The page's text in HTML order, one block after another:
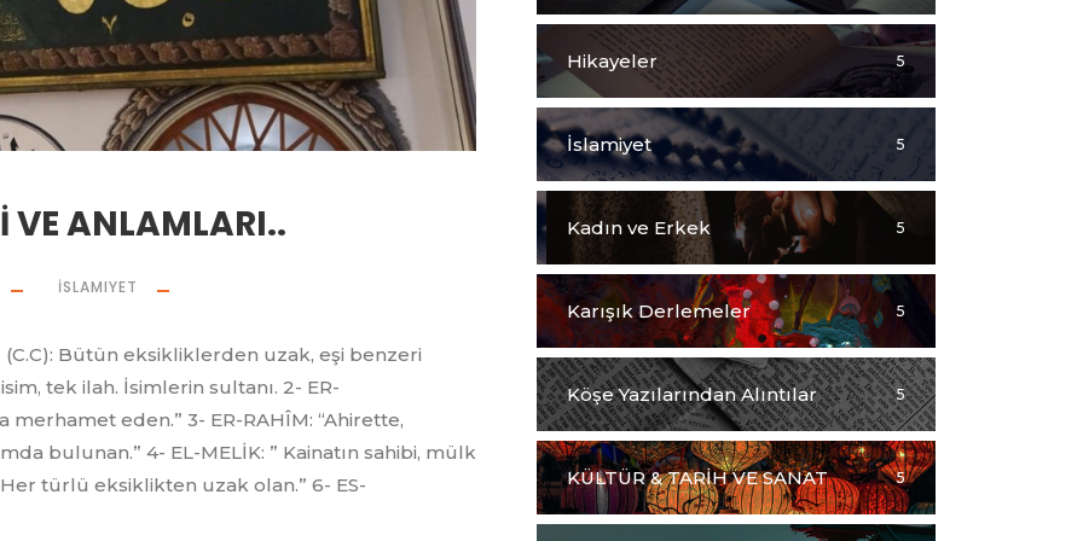
VE ANLAMLARI..
İSLAMIYET
(C.C): Bütün eksikliklerden uzak, eşi benzeri
tek ilah. İsimlerin sultanı. 2- ER-
merhamet eden.” 3- ER-RAHÎM: “Ahirette,
bulunan.” 4- EL-MELİK: ” Kainatın sahibi, mülk
türlü eksiklikten uzak olan.” 6- ES-
Hikayeler 5
İslamiyet 5
Kadın ve Erkek 5
Karışık Derlemeler 5
Köşe Yazılarından Alıntılar 5
KÜLTÜR & TARİH VE SANAT 5